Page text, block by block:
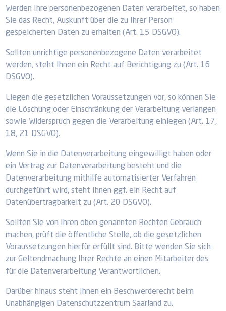
Werden Ihre personenbezogenen Daten verarbeitet, so haben
Sie das Recht, Auskunft über die zu Ihrer Person
gespeicherten Daten zu erhalten (Art. 15 DSGVO).
Sollten unrichtige personenbezogene Daten verarbeitet
werden, steht Ihnen ein Recht auf Berichtigung zu (Art. 16
DSGVO).
Liegen die gesetzlichen Voraussetzungen vor, so können Sie
die Löschung oder Einschränkung der Verarbeitung verlangen
sowie Widerspruch gegen die Verarbeitung einlegen (Art. 17,
18, 21 DSGVO).
Wenn Sie in die Datenverarbeitung eingewilligt haben oder
ein Vertrag zur Datenverarbeitung besteht und die
Datenverarbeitung mithilfe automatisierter Verfahren
durchgeführt wird, steht Ihnen ggf. ein Recht auf
Datenübertragbarkeit zu (Art. 20 DSGVO).
Sollten Sie von Ihren oben genannten Rechten Gebrauch
machen, prüft die öffentliche Stelle, ob die gesetzlichen
Voraussetzungen hierfür erfüllt sind. Bitte wenden Sie sich
zur Geltendmachung Ihrer Rechte an einen Mitarbeiter des
für die Datenverarbeitung Verantwortlichen.
Darüber hinaus steht Ihnen ein Beschwerderecht beim
Unabhängigen Datenschutzzentrum Saarland zu.